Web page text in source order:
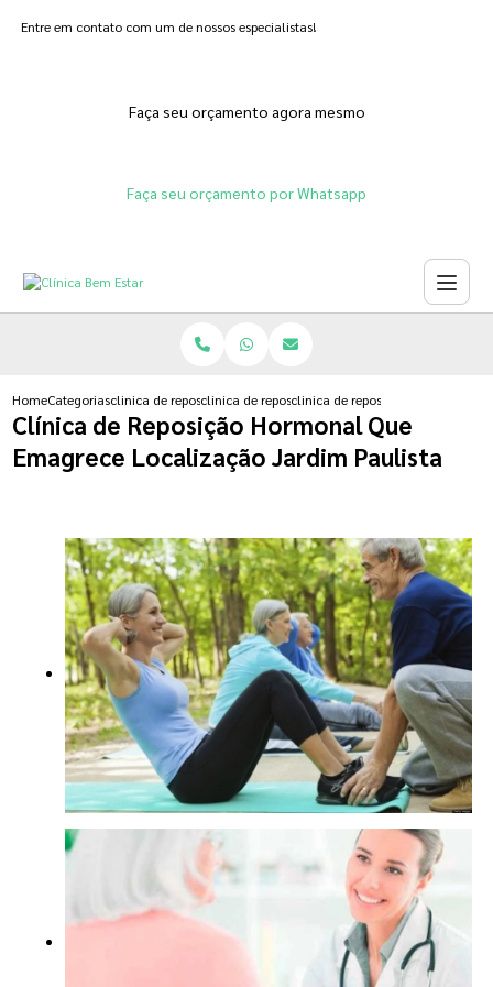
Entre em contato com um de nossos especialistas!
Faça seu orçamento agora mesmo
Faça seu orçamento por Whatsapp
HomeCategoriasclinica de reposicao hormonalclinica de reposicao hormonal menopausa
clinica de reposicao hormonal
Clínica de Reposição Hormonal Que
Emagrece Localização Jardim Paulista